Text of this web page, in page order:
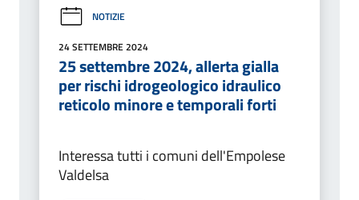
NOTIZIE
24 SETTEMBRE 2024
25 settembre 2024, allerta gialla
per rischi idrogeologico idraulico
reticolo minore e temporali forti
Interessa tutti i comuni dell'Empolese
Valdelsa